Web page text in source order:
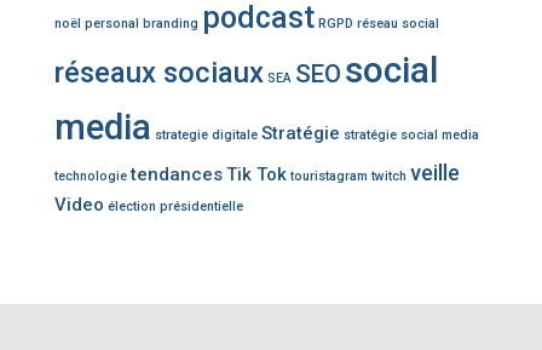
noël personal branding podcast RGPD réseau social
réseaux sociaux SEA SEO social
media strategie digitale Stratégie stratégie social media
technologie tendancesTik Tok touristagram twitch veille
Video élection présidentielle